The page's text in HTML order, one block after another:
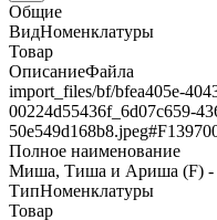
Общие
ВидНоменклатуры
Товар
ОписаниеФайла
import_files/bf/bfea405e-
00224d55436f_6d07c659-
Полное наименование
Миша, Тиша и Ариша (F) -
ТипНоменклатуры
Товар